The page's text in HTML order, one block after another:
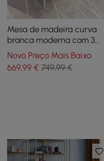
Mesa de madeira curva
branca moderna com 3
pernas ovais
Novo Preço Mais Baixo
669,99 € 749,99 €